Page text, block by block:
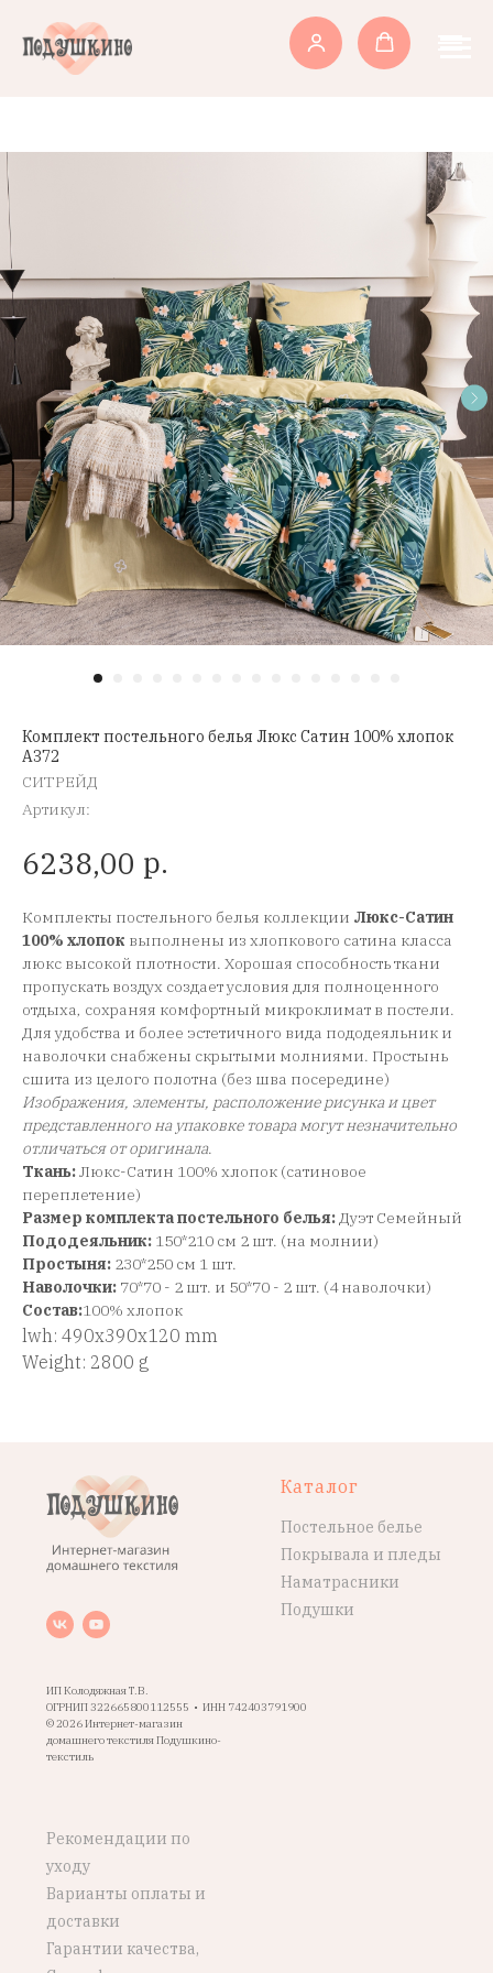
Комплект постельного белья Люкс Сатин 100% хлопок
A372
СИТРЕЙД
Артикул:
6238,00 р.
Комплекты постельного белья коллекции Люкс-Сатин
100% хлопок выполнены из хлопкового сатина класса
люкс высокой плотности. Хорошая способность ткани
пропускать воздух создает условия для полноценного
отдыха, сохраняя комфортный микроклимат в постели.
Для удобства и более эстетичного вида пододеяльник и
наволочки снабжены скрытыми молниями. Простынь
сшита из целого полотна (без шва посередине)
Изображения, элементы, расположение рисунка и цвет
представленного на упаковке товара могут незначительно
отличаться от оригинала.
Ткань:Люкс-Сатин 100% хлопок (сатиновое
переплетение)
Размер комплекта постельного белья:Дуэт Семейный
Пододеяльник: 150*210 см 2 шт. (на молнии)
Простыня: 230*250 см 1 шт.
Наволочки: 70*70 - 2 шт. и 50*70 - 2 шт. (4 наволочки)
Состав:100% хлопок
lwh: 490x390x120 mm
Weight: 2800 g
ИП Колодяжная Т.В.
ОГРНИП 322665800112555 • ИНН 742403791900
© 2026 Интернет-магазин
домашнего текстиля Подушкино-
текстиль
Каталог
Постельное белье
Покрывала и пледы
Наматрасники
Подушки
Рекомендации по
уходу
Варианты оплаты и
доставки
Гарантии качества,